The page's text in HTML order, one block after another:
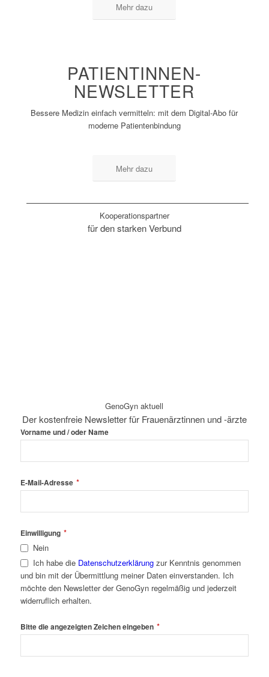
Mehr dazu
PATIENTINNEN-
NEWSLETTER
Bessere Medizin einfach vermitteln: mit dem Digital-Abo für
moderne Patientenbindung
Mehr dazu
Kooperationspartner
für den starken Verbund
GenoGyn aktuell
Der kostenfreie Newsletter für Frauenärztinnen und -ärzte
Email *
Vorname und / oder Name
E-Mail-Adresse *
Einwilligung *
Nein
Ich habe die Datenschutzerklärungzur Kenntnis genommen
und bin mit der Übermittlung meiner Daten einverstanden. Ich
möchte den Newsletter der GenoGyn regelmäßig und jederzeit
widerruflich erhalten.
Bitte die angezeigten Zeichen eingeben *